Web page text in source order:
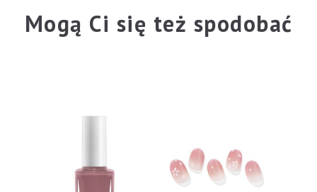
Mogą Ci się też spodobać